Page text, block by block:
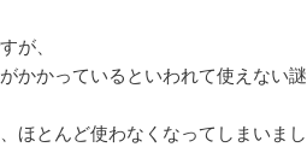
が、
かかっているといわれて使えない謎
ほとんど使わなくなってしまいまし